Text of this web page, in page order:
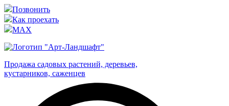
Позвонить
Как проехать
MAX
Продажа садовых растений, деревьев,
кустарников, саженцев